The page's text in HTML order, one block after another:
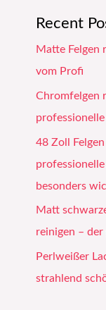
Recent
Matte Felgen
vom Profi
Chromfelgen
48 Zoll
besonders
Matt
reinigen – der
Perlweißer
strahlend